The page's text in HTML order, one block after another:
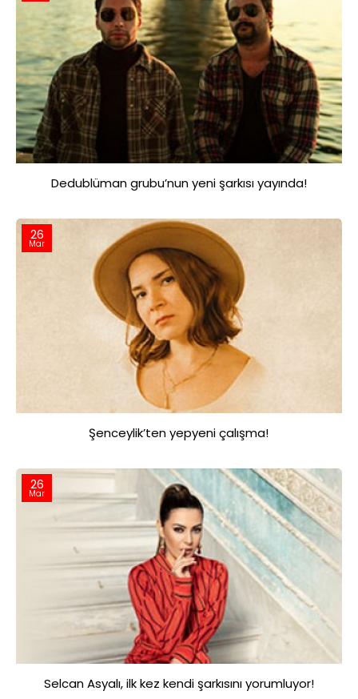
Dedublüman grubu’nun yeni şarkısı yayında!
26
Mar
Şenceylik’ten yepyeni çalışma!
26
Mar
Selcan Asyalı, ilk kez kendi şarkısını yorumluyor!